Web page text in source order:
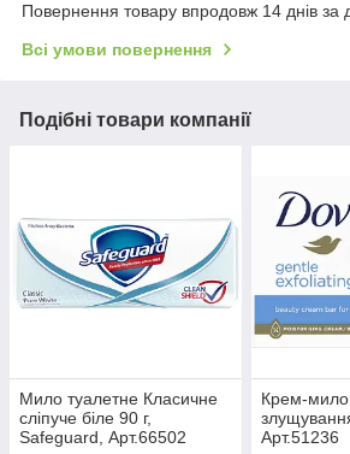
Повернення товару впродовж 14 днів за
Всі умови повернення
Подібні товари компанії
Мило туалетне Класичне
сліпуче біле 90 г,
Safeguard, Арт.66502
Крем-мило
Арт.51236